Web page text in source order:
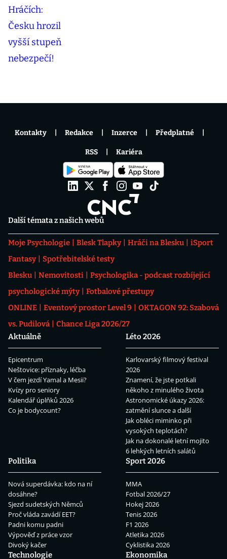
Další témata z našich webů
Moje Psychologie Blesk Tlapky Hráči na Blesku
iSport
Fantasy
Spotřebitelské testy
Blesku
Nemovitosti
Psychologika - podcast rozbíjející
psychologické mýty
Fotbalové přestupy
ONLINE
Eventový prostor Level 9
OKTAGON 92: Szabová
vs. Pudilová
Chance Liga 2026/27
Aktuálně
Epicentrum
Neštovice: příznaky, léčba
V čem jezdí Yamal a Mesii?
Kvízy pro seniory
Kalendář úplňků 2026
Co je bodycount?
Léto 2026
Karlovarský filmový festival
2026
Znamení, že jste potkali
někoho z minulého života
Astronomické úkazy 2026:
zatmění slunce a další
Jak obléci miminko při
vysokých teplotách?
Jak na dokonalé letní mojito
6 lehkých letních salátů
Politika
Nová superdávka: kdo na ní
dosáhne?
Sjezd sudetských Němců
Proč vláda zavádí EET?
Padni komu padni
Výpověď z práce vzor
Divoký kačer
Sport 2026
MMA
Fotbal 2026/27
Hokej 2026
Tenis 2026
F1 2026
Atletika 2026
Cyklistika 2026
Technologie
Ekonomika
Kontakty Redakce Inzerce Předplatné
RSS Kariéra